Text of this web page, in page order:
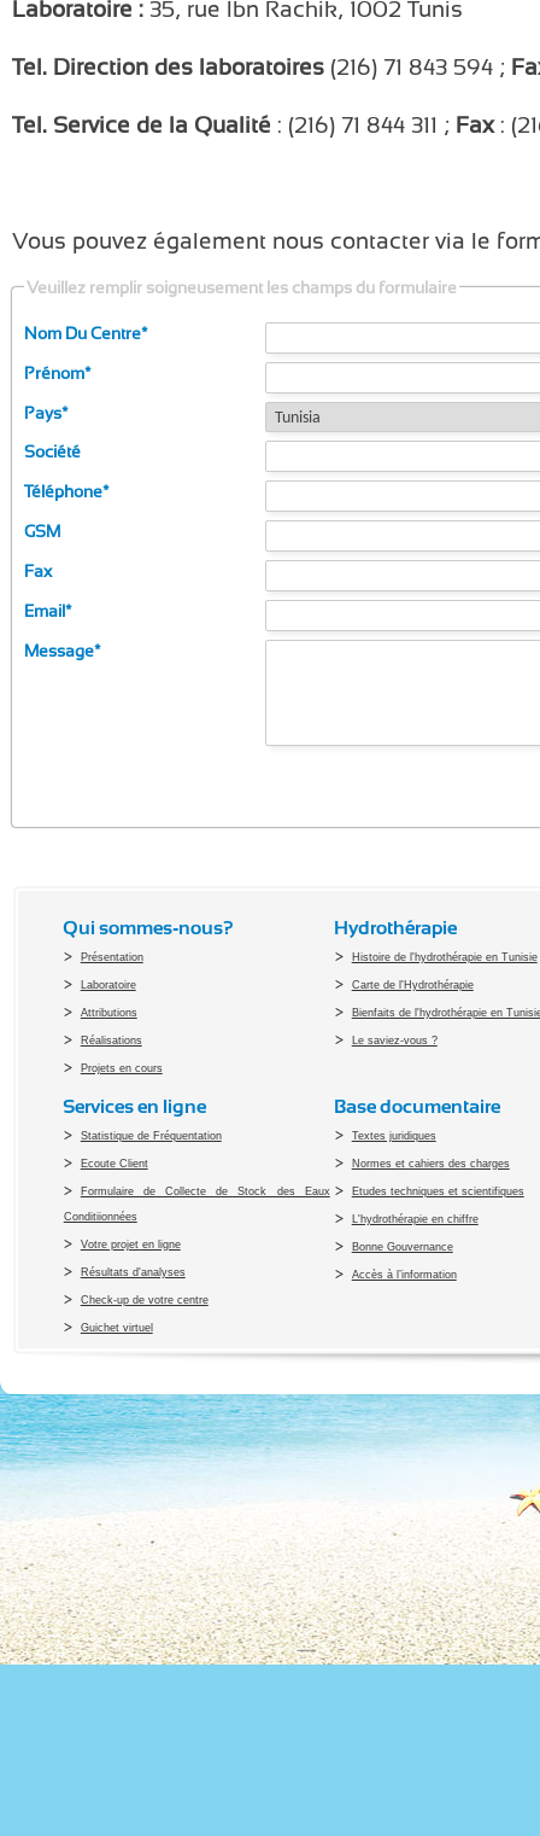
Laboratoire : 35, rue Ibn Rachik, 1002 Tunis
Tel. Direction des laboratoires (216) 71 843 594 ;
Tel. Service de la Qualité : (216) 71 844 311 ; Fax:
Vous pouvez également nous contacter via le
Veuillez remplir soigneusement les champs du formulaire
Nom Du Centre*
Prénom*
Pays*
Société
Téléphone*
GSM
Fax
Email*
Message*
Qui sommes-nous?
Présentation
Laboratoire
Attributions
Réalisations
Projets en cours
Hydrothérapie
Histoire de l'hydrothérapie en Tunisie
Carte de l'Hydrothérapie
Bienfaits de l'hydrothérapie en
Le saviez-vous ?
Services en ligne
Statistique de Fréquentation
Ecoute Client
Formulaire de Collecte de Stock des Eaux
Conditiionnées
Votre projet en ligne
Résultats d'analyses
Check-up de votre centre
Guichet virtuel
Base documentaire
Textes juridiques
Normes et cahiers des charges
Etudes techniques et scientifiques
L'hydrothérapie en chiffre
Bonne Gouvernance
Accès à l’information